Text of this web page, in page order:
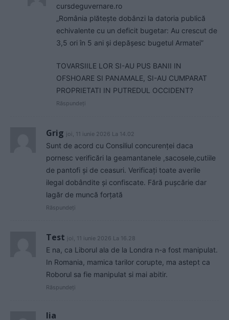
cursdeguvernare.ro
„România plătește dobânzi la datoria publică
echivalente cu un deficit bugetar: Au crescut de
3,5 ori în 5 ani și depășesc bugetul Armatei”
TOVARSIILE LOR SI-AU PUS BANII IN
OFSHOARE SI PANAMALE, SI-AU CUMPARAT
PROPRIETATI IN PUTREDUL OCCIDENT?
Răspundeți
Grig joi, 11 iunie 2026 La 14.02
Sunt de acord cu Consiliul concurenței daca
pornesc verificări la geamantanele ,sacosele,cutiile
de pantofi și de ceasuri. Verificați toate averile
ilegal dobândite și confiscate. Fără pușcărie dar
lagăr de muncă forțată
Răspundeți
Test joi, 11 iunie 2026 La 16.28
E na, ca Liborul ala de la Londra n-a fost manipulat.
In Romania, mamica tarilor corupte, ma astept ca
Roborul sa fie manipulat si mai abitir.
Răspundeți
lia